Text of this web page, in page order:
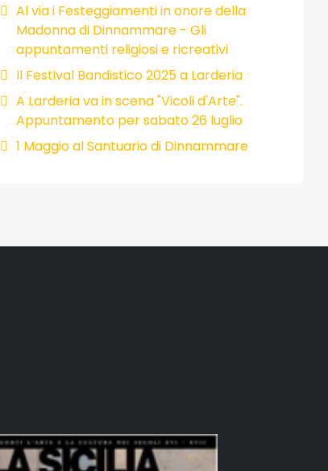
Al via i Festeggiamenti in onore della
Madonna di Dinnammare - Gli
appuntamenti religiosi e ricreativi
Il Festival Bandistico 2025 a Larderia
A Larderia va in scena "Vicoli d'Arte".
Appuntamento per sabato 26 luglio
1 Maggio al Santuario di Dinnammare